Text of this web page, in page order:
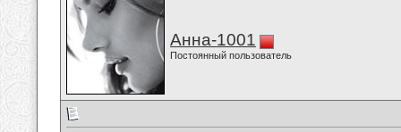
Анна-1001
Постоянный пользователь